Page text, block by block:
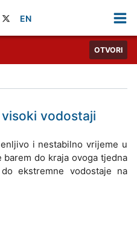
EN
OTVORI
vodostaji
i nestabilno vrijeme u
do kraja ovoga tjedna
ekstremne vodostaje na